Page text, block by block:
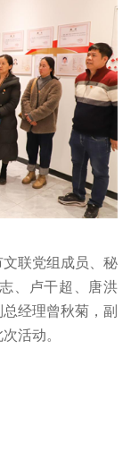
联党组成员、秘
、卢干超、唐洪
经理曾秋菊，副
活动。